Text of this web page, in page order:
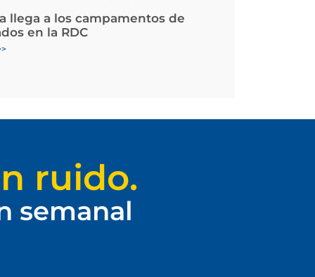
llega a los campamentos de
en la RDC
ruido.
semanal